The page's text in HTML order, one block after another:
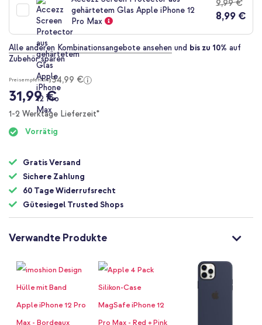
gehärtetem Glas Apple iPhone 12
Pro Max
9,99 €
8,99 €
Alle anderen Kombinationsangebote ansehen und bis zu 10% auf
Zubehör sparen
Preisempfehlung34,99 €
31,99 €
1-2 Werktage Lieferzeit*
Vorrätig
Gratis Versand
Sichere Zahlung
60 Tage Widerrufsrecht
Gütesiegel Trusted Shops
Verwandte Produkte